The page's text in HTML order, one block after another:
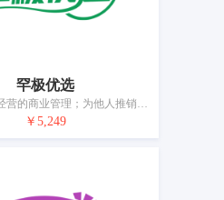
罕极优选
广告；特许经营的商业管理；为他人推销；为商品和服务的买卖双方提供在线市场；市场营销；人事管理咨询；计算机数据库信息系统化；会计；自动售货机出租；医疗用品零售或批发服务
￥5,249